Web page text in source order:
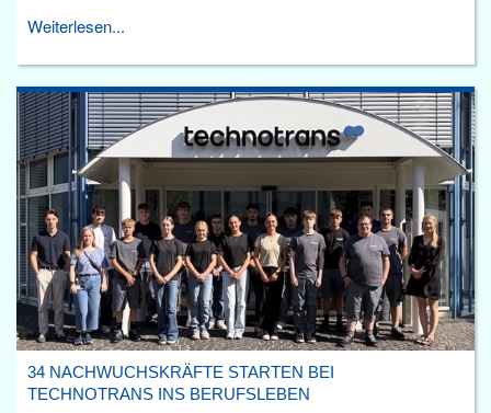
Weiterlesen...
34 NACHWUCHSKRÄFTE STARTEN BEI
TECHNOTRANS INS BERUFSLEBEN